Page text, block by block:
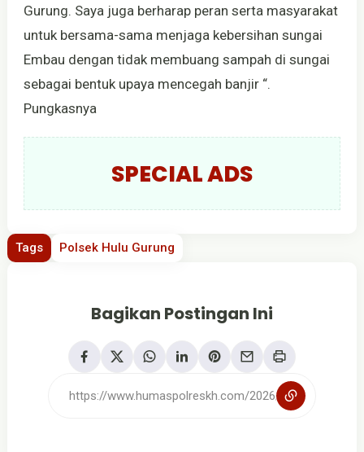
Gurung. Saya juga berharap peran serta masyarakat
untuk bersama-sama menjaga kebersihan sungai
Embau dengan tidak membuang sampah di sungai
sebagai bentuk upaya mencegah banjir “.
Pungkasnya
SPECIAL ADS
Tags Polsek Hulu Gurung
Bagikan Postingan Ini